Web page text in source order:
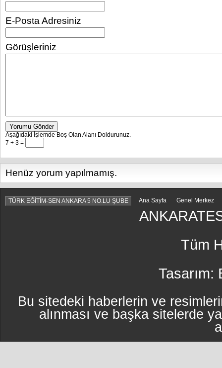
E-Posta Adresiniz
Görüşleriniz
Yorumu Gönder
Aşağıdaki İşlemde Boş Olan Alanı Doldurunuz.
7 + 3 =
Henüz yorum yapılmamış.
TÜRK EĞİTİM-SEN ANKARA 5 NO.LU ŞUBE Ana Sayfa Genel Merkez
Tüm
Tasarım:
Bu sitedeki haberlerin ve
alınması ve başka sitelerde